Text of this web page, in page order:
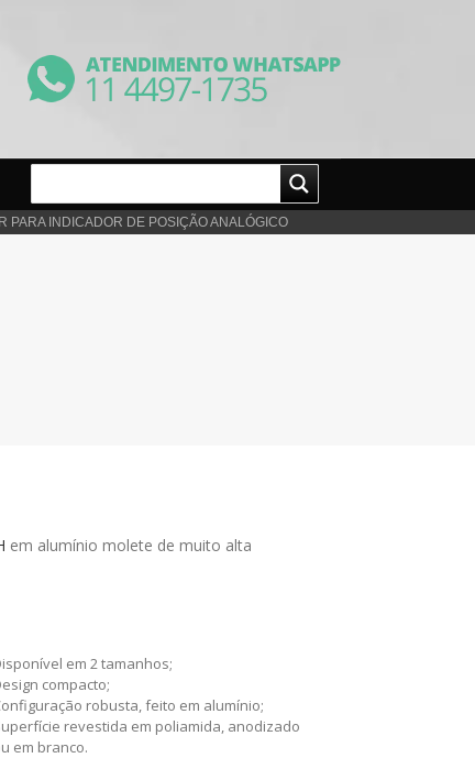
PARA INDICADOR DE POSIÇÃO ANALÓGICO
em alumínio molete de muito alta
em 2 tamanhos;
compacto;
robusta, feito em alumínio;
revestida em poliamida, anodizado
em branco.